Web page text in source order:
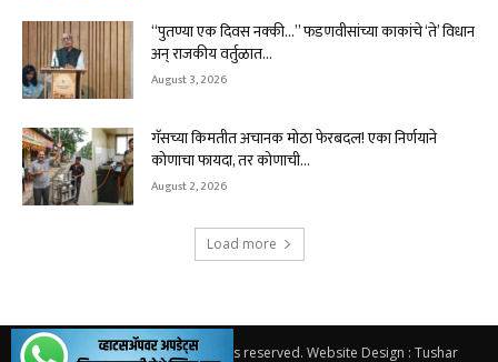
“पुतण्या एक दिवस नक्की…” फडणवीसांच्या काकांचे ‘ते’ विधान
अन् राजकीय वर्तुळात...
August 3, 2026
गॅसच्या किमतीत अचानक मोठा फेरबदल! एका निर्णयाने
कोणाचा फायदा, तर कोणाची...
August 2, 2026
Load more
© 2026. Solapur Varta. All rights reserved. Website Design : Tushar